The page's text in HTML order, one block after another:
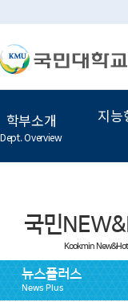
학부소개
Dept. Overview
지능
국민
Kookmin New&Hot
뉴스플러스
News Plus